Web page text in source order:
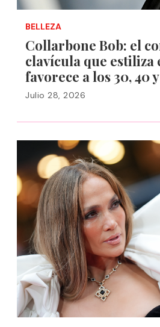
BELLEZA
Collarbone Bob: el
clavícula que estiliza
favorece a los 30, 40
Julio 28, 2026